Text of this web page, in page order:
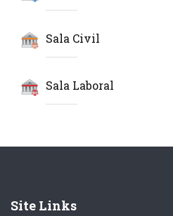
Sala Civil
Sala Laboral
Site Links